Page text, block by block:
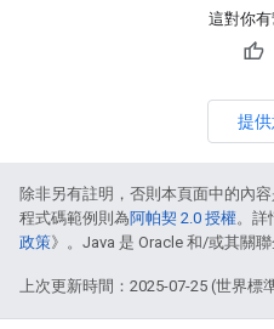
這對你有
提
除非另有註明，否則本頁面中的內容
程式碼範例則為阿帕契 2.0 授權。詳
政策》。Java 是 Oracle 和/或其關聯
上次更新時間：2025-07-25 (世界標